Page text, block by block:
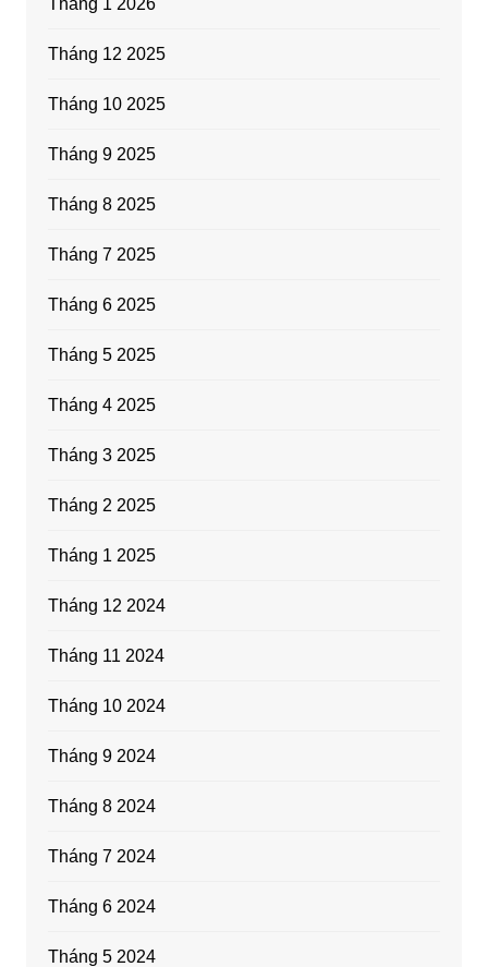
Tháng 12 2025
Tháng 10 2025
Tháng 9 2025
Tháng 8 2025
Tháng 7 2025
Tháng 6 2025
Tháng 5 2025
Tháng 4 2025
Tháng 3 2025
Tháng 2 2025
Tháng 1 2025
Tháng 12 2024
Tháng 11 2024
Tháng 10 2024
Tháng 9 2024
Tháng 8 2024
Tháng 7 2024
Tháng 6 2024
Tháng 5 2024